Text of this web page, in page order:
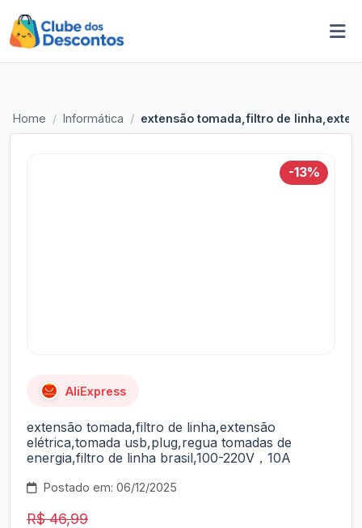
Home Informática extensão tomada,filtro de
-13%
AliExpress
extensão tomada,filtro de linha,extensão
elétrica,tomada usb,plug,regua tomadas de
energia,filtro de linha brasil,100-220V，10A
Postado em: 06/12/2025
R$ 46,99